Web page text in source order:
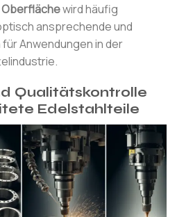
wird häufig
ansprechende und
Anwendungen in der
Qualitätskontrolle
Edelstahlteile